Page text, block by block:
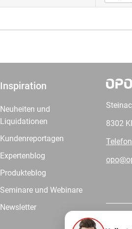
Inspiration
Neuheiten und
Liquidationen
Kundenreportagen
Expertenblog
Produkteblog
Seminare und Webinare
Newsletter
8302